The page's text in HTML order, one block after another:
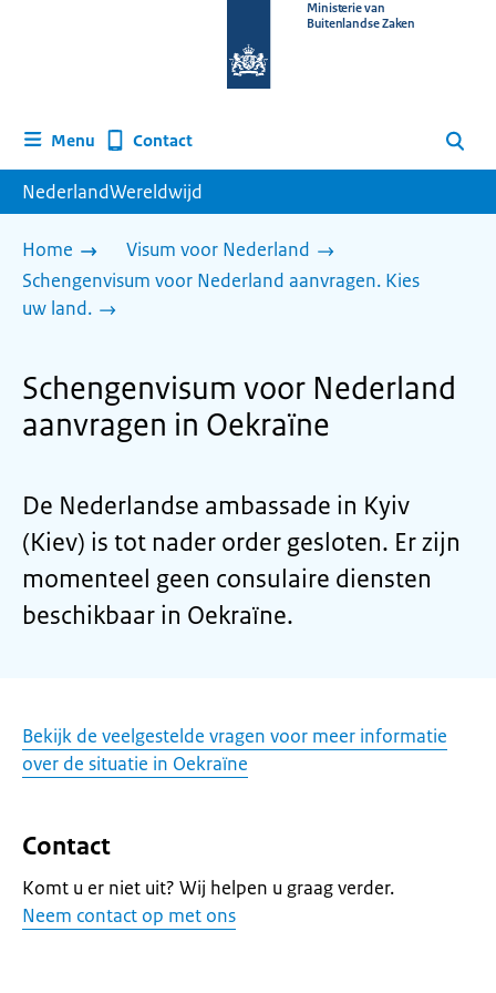
homepage
Ministerie van
Buitenlandse Zaken
Menu Contact Zoeken
NederlandWereldwijd
Home
Visum voor Nederland
Schengenvisum voor Nederland aanvragen. Kies
uw land.
Schengenvisum voor Nederland
aanvragen in Oekraïne
De Nederlandse ambassade in Kyiv
(Kiev) is tot nader order gesloten. Er zijn
momenteel geen consulaire diensten
beschikbaar in Oekraïne.
Bekijk de veelgestelde vragen voor meer informatie
over de situatie in Oekraïne
Contact
Komt u er niet uit? Wij helpen u graag verder.
Neem contact op met ons